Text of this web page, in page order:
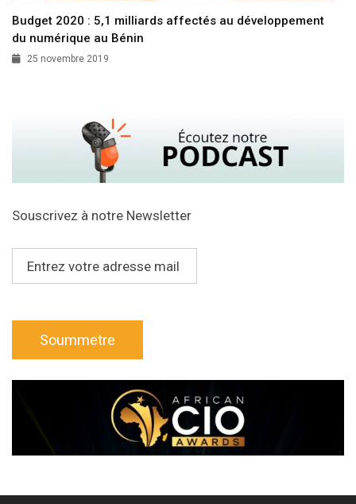
Budget 2020 : 5,1 milliards affectés au développement
du numérique au Bénin
25 novembre 2019
Souscrivez à notre Newsletter